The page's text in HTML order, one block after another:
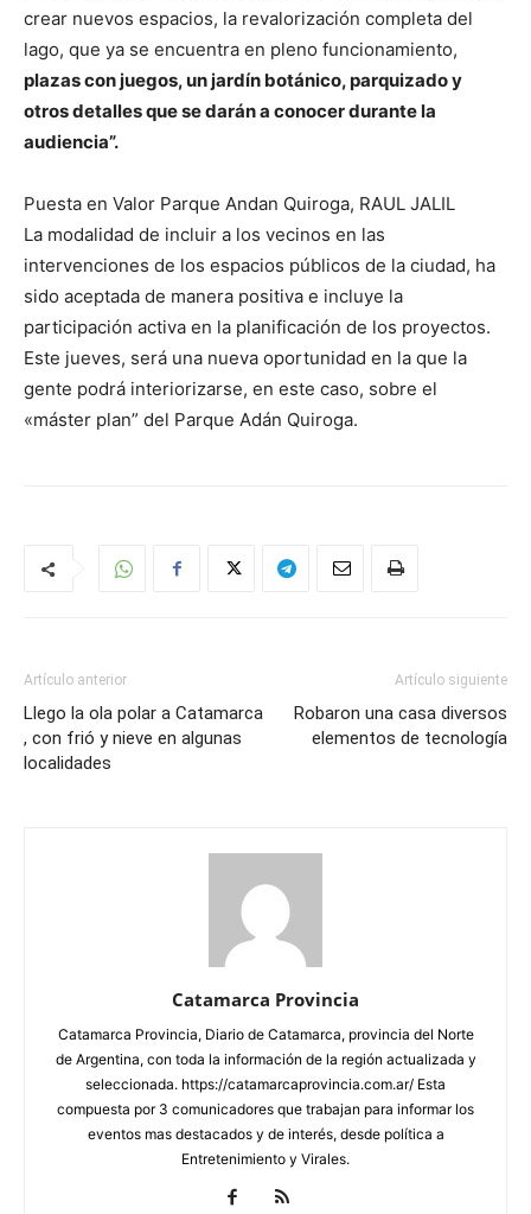
crear nuevos espacios, la revalorización completa del
lago, que ya se encuentra en pleno funcionamiento,
plazas con juegos, un jardín botánico, parquizado y
otros detalles que se darán a conocer durante la
audiencia”.
Puesta en Valor Parque Andan Quiroga, RAUL JALIL
La modalidad de incluir a los vecinos en las
intervenciones de los espacios públicos de la ciudad, ha
sido aceptada de manera positiva e incluye la
participación activa en la planificación de los proyectos.
Este jueves, será una nueva oportunidad en la que la
gente podrá interiorizarse, en este caso, sobre el
«máster plan” del Parque Adán Quiroga.
Artículo anterior
Llego la ola polar a Catamarca
, con frió y nieve en algunas
localidades
Artículo siguiente
Robaron una casa diversos
elementos de tecnología
Catamarca Provincia
Catamarca Provincia, Diario de Catamarca, provincia del Norte
de Argentina, con toda la información de la región actualizada y
seleccionada. https://catamarcaprovincia.com.ar/ Esta
compuesta por 3 comunicadores que trabajan para informar los
eventos mas destacados y de interés, desde política a
Entretenimiento y Virales.